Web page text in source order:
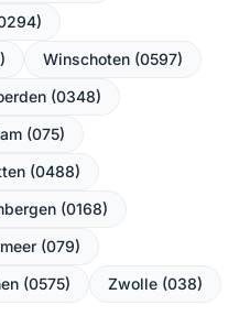
Winschoten (0597)
(0348)
(075)
(0488)
(0168)
(079)
(0575) Zwolle (038)